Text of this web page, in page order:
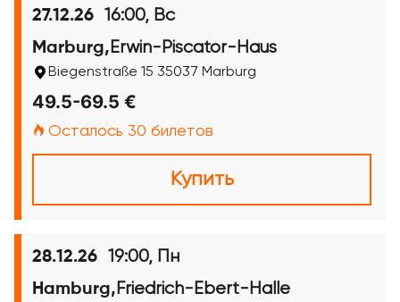
27.12.26 16:00, Вс
Marburg, Erwin-Piscator-Haus
Biegenstraße 15 35037 Marburg
49.5-69.5 €
Осталось 30 билетов
Купить
28.12.26 19:00, Пн
Hamburg, Friedrich-Ebert-Halle